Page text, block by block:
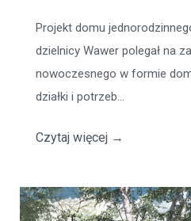
Projekt domu
dzielnicy Wawer polegał na
nowoczesnego w formie
działki i potrzeb...
Czytaj więcej →